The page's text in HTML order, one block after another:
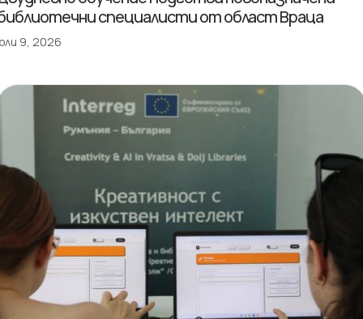
специалисти от област Враца
9, 2026